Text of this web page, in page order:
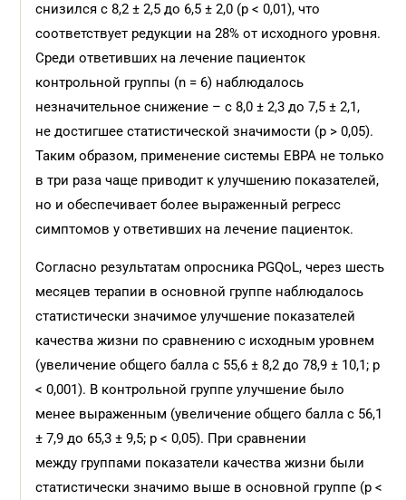
снизился с 8,2 ± 2,5 до 6,5 ± 2,0 (p < 0,01), что
соответствует редукции на 28% от исходного уровня.
Среди ответивших на лечение пациенток
контрольной группы (n = 6) наблюдалось
незначительное снижение – с 8,0 ± 2,3 до 7,5 ± 2,1,
не достигшее статистической значимости (p > 0,05).
Таким образом, применение системы ЕВРА не только
в три раза чаще приводит к улучшению показателей,
но и обеспечивает более выраженный регресс
симптомов у ответивших на лечение пациенток.
Согласно результатам опросника PGQoL, через шесть
месяцев терапии в основной группе наблюдалось
статистически значимое улучшение показателей
качества жизни по сравнению с исходным уровнем
(увеличение общего балла с 55,6 ± 8,2 до 78,9 ± 10,1; p
< 0,001). В контрольной группе улучшение было
менее выраженным (увеличение общего балла с 56,1
± 7,9 до 65,3 ± 9,5; p < 0,05). При сравнении
между группами показатели качества жизни были
статистически значимо выше в основной группе (p <